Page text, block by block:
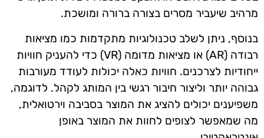
מרהיב שיעביר מסרים בצורה ברורה ומושכת.
בנוסף, ניתן לשלב טכנולוגיות מתקדמות כמו מציאות
רבודה (AR) או מציאות מדומה (VR) כדי להעניק חוויות
ייחודיות לצרכנים. חוויות כאלה יכולות לעודד מעורבות
גבוהה יותר וליצור חיבור רגשי בין המותג לקהל. לדוגמה,
משפיענים יכולים להציג את המוצר בסביבה וירטואלית,
מה שמאפשר לצופים לחוות את המוצר באופן